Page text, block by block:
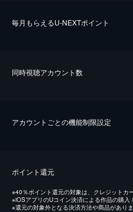
毎⽉もらえるU-NEXTポイント
同時視聴アカウント数
アカウントごとの機能制限設定
ポイント還元
※40％ポイント還元の対象は、クレジットカ
※iOSアプリのUコイン決済による作品の購入
※還元の対象外となる決済方法や商品があり